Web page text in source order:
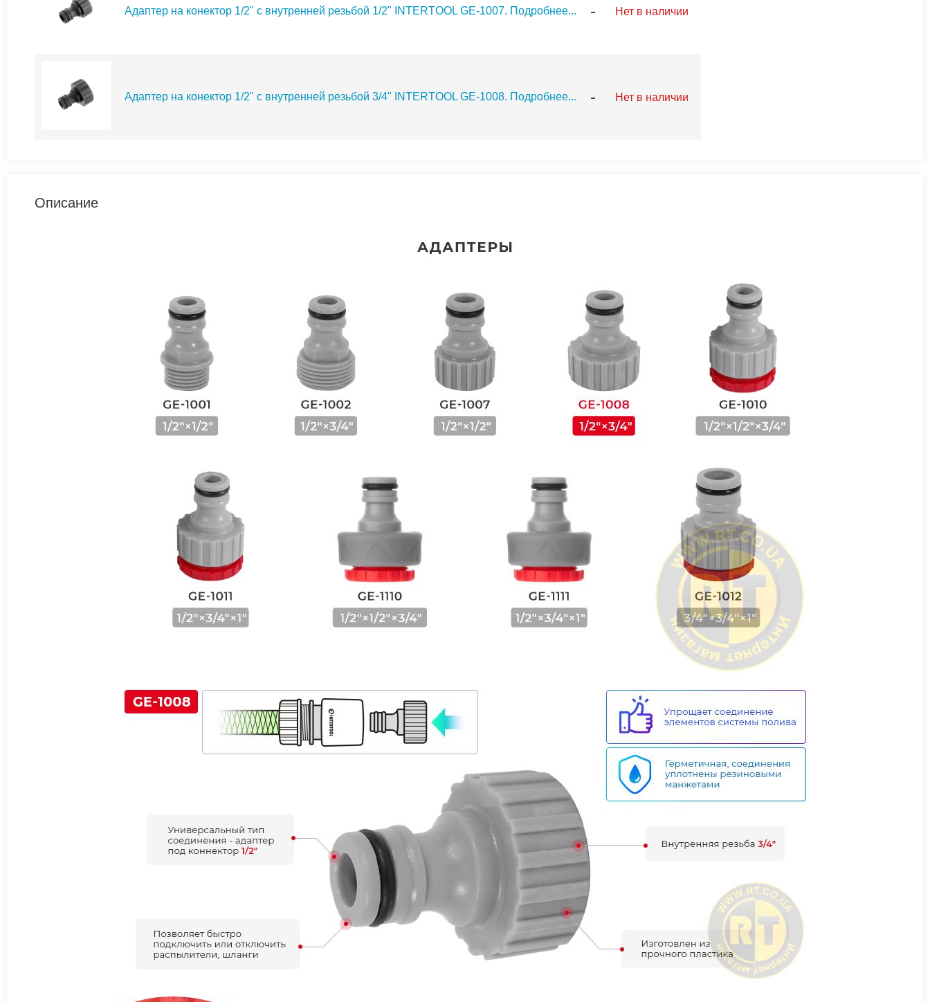
Адаптер на конектор 1/2" с внутренней резьбой 1/2" INTERTOOL GE-1007. Подробнее... - Нет в наличии
Адаптер на конектор 1/2" с внутренней резьбой 3/4" INTERTOOL GE-1008. Подробнее... - Нет в наличии
Описание